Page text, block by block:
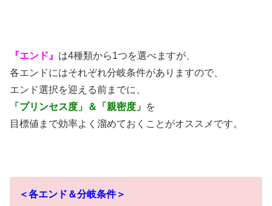
『エンド』 は4種類から1つを選べますが、
各エンドにはそれぞれ分岐条件がありますので、
エンド選択を迎える前までに、
「プリンセス度」＆「親密度」 を
目標値まで効率よく溜めておくことがオススメです。
＜各エンド＆分岐条件＞